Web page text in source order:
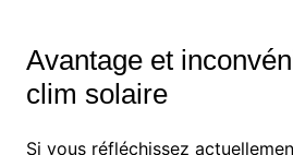
Avantage et
clim solaire
Si vous réfléchissez